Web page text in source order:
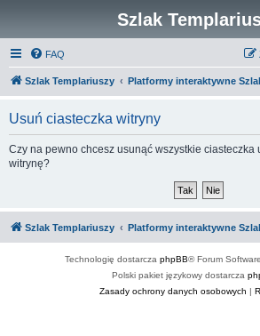
Szlak
FAQ
Szlak Templariuszy Platformy interaktywne
Usuń ciasteczka witryny
Czy na pewno chcesz usunąć wszystkie ciasteczka
witrynę?
Szlak Templariuszy Platformy interaktywne
Technologię dostarcza phpBB® Forum
Polski pakiet językowy dostarcza
Zasady ochrony danych osobowych |